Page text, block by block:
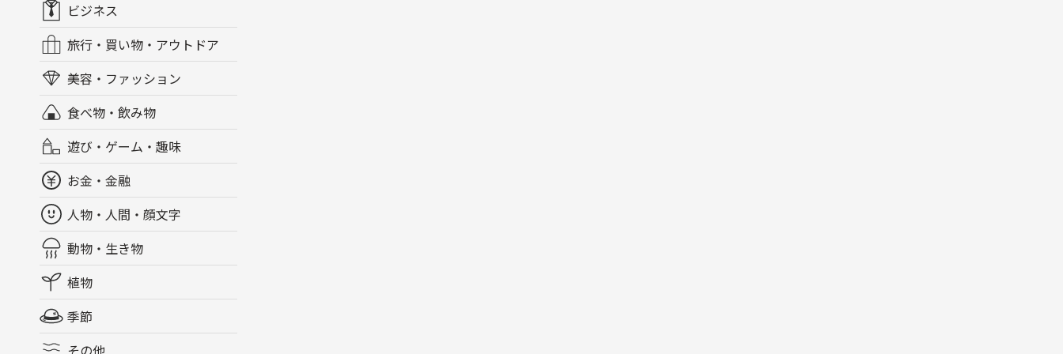
ビジネス
旅行・買い物・アウトドア
美容・ファッション
食べ物・飲み物
遊び・ゲーム・趣味
お金・金融
人物・人間・顔文字
動物・生き物
植物
季節
その他